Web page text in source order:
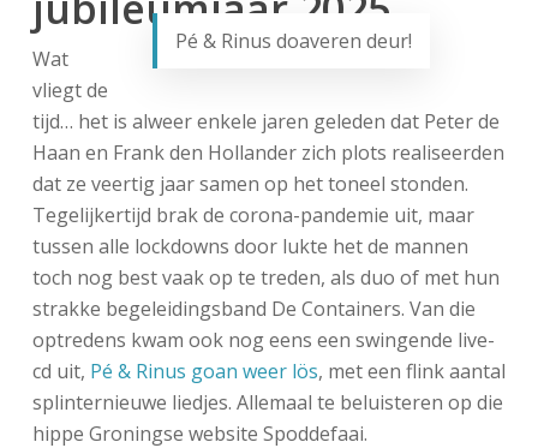
Pé & Rinus doaveren deur!
Wat
vliegt de
tijd… het is alweer enkele jaren geleden dat Peter de
Haan en Frank den Hollander zich plots realiseerden
dat ze veertig jaar samen op het toneel stonden.
Tegelijkertijd brak de corona-pandemie uit, maar
tussen alle lockdowns door lukte het de mannen
toch nog best vaak op te treden, als duo of met hun
strakke begeleidingsband De Containers. Van die
optredens kwam ook nog eens een swingende live-
cd uit, Pé & Rinus goan weer lös, met een flink aantal
splinternieuwe liedjes. Allemaal te beluisteren op die
hippe Groningse website Spoddefaai.